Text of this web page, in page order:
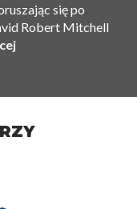
się po
Robert Mitchell